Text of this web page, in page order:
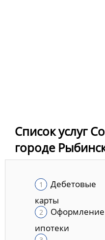
Список услуг
городе
Дебетовые
карты
Оформление
ипотеки